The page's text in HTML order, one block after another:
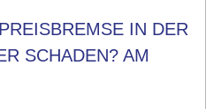
IN DER
SCHADEN? AM